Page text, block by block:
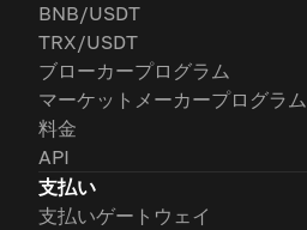
BNB/USDT
TRX/USDT
ブローカープログラム
マーケットメーカープログラム
料金
API
支払い
支払いゲートウェイ